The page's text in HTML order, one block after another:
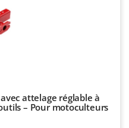
attelage réglable à
– Pour motoculteurs